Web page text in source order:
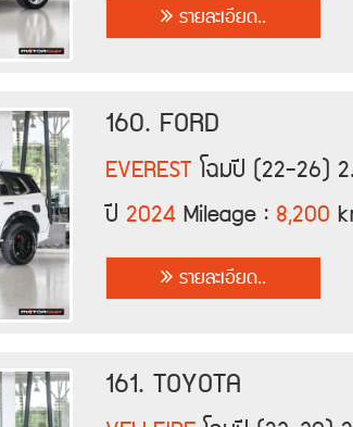
รายละเอียด..
160. FORD
EVERESTโฉมปี (22-26)
ปี 2024Mileage : 8,200
รายละเอียด..
161. TOYOTA